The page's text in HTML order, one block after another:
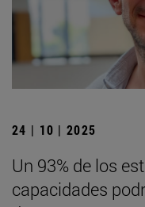
24 | 10 | 2025
Un 93% de los
capacidades